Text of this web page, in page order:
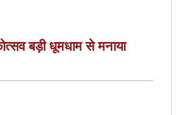
बड़ी धूमधाम से मनाया